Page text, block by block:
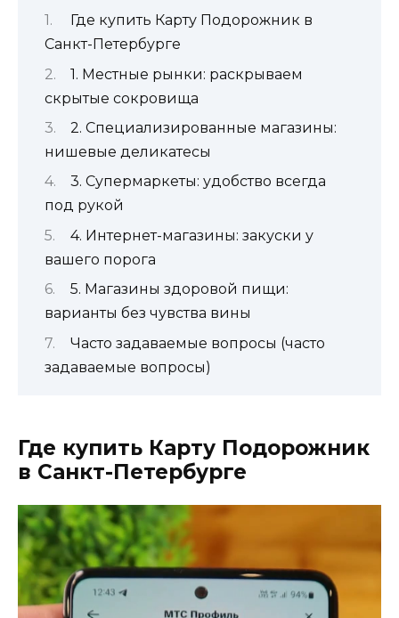
Где купить Карту Подорожник в
Санкт-Петербурге
1. Местные рынки: раскрываем
скрытые сокровища
2. Специализированные магазины:
нишевые деликатесы
3. Супермаркеты: удобство всегда
под рукой
4. Интернет-магазины: закуски у
вашего порога
5. Магазины здоровой пищи:
варианты без чувства вины
Часто задаваемые вопросы (часто
задаваемые вопросы)
Где купить Карту Подорожник
в Санкт-Петербурге